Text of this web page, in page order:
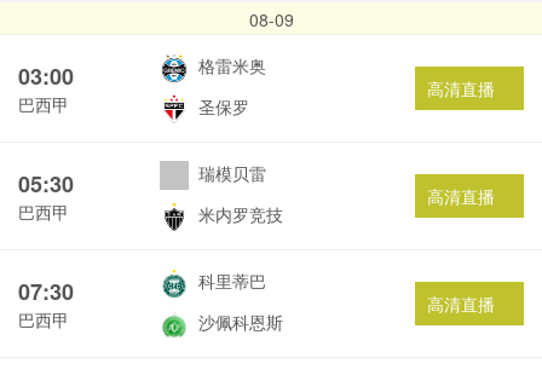
08-09
03:00
巴西甲
格雷米奥
圣保罗
高清直播
05:30
巴西甲
瑞模贝雷
米内罗竞技
高清直播
07:30
巴西甲
科里蒂巴
沙佩科恩斯
高清直播